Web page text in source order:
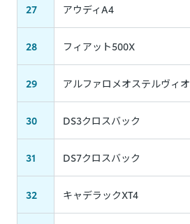
27 アウディA4
28 フィアット500X
29 アルファロメオステルヴィオ
30 DS3クロスバック
31 DS7クロスバック
32 キャデラックXT4